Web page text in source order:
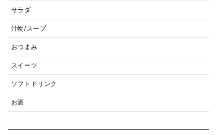
サラダ
汁物/スープ
おつまみ
スイーツ
ソフトドリンク
お酒